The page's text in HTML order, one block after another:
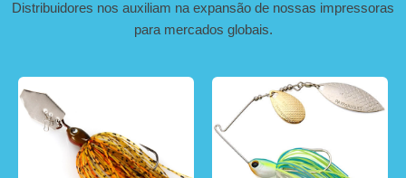
Distribuidores nos auxiliam na expansão de nossas impressoras
para mercados globais.